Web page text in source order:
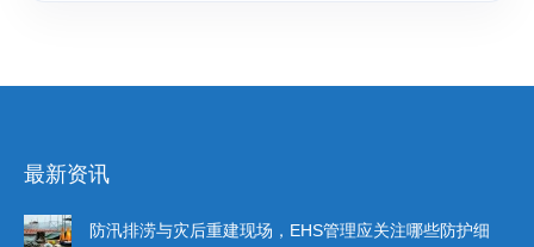
最新资讯
防汛排涝与灾后重建现场，EHS管理应关注哪些防护细